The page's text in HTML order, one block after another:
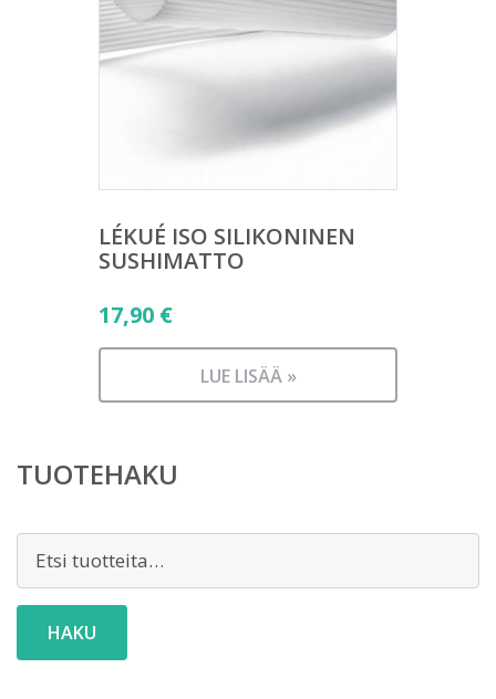
LÉKUÉ ISO SILIKONINEN
SUSHIMATTO
17,90 €
LUE LISÄÄ »
TUOTEHAKU
Etsi:
HAKU